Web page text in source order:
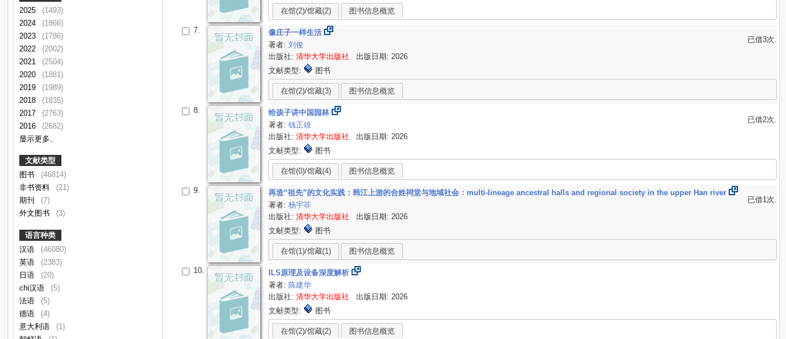
2025
(1493)
2024
(1866)
2023
(1786)
2022
(2002)
2021
(2504)
2020
(1881)
2019
(1989)
2018
(1835)
2017
(2763)
2016
(2682)
显示更多..
文献类型
图书
(46814)
非书资料
(21)
期刊
(7)
外文图书
(3)
语言种类
汉语
(46080)
英语
(2383)
日语
(20)
chi汉语
(5)
法语
(5)
德语
(4)
意大利语
(1)
在馆(2)/馆藏(2) 图书信息概览
7.
像庄子一样生活
已借3次.
著者:刘俊
出版社:清华大学出版社 出版日期: 2026
文献类型:
图书
在馆(2)/馆藏(3) 图书信息概览
8.
给孩子讲中国园林
已借2次.
著者:钱正雄
出版社:清华大学出版社 出版日期: 2026
文献类型:
图书
在馆(0)/馆藏(4) 图书信息概览
9.
再造“祖先”的文化实践：韩江上游的合姓祠堂与地域社会：multi-lineage ancestral halls and regional society in the upper Han river
已借1次.
著者:杨宇菲
出版社:清华大学出版社 出版日期: 2026
文献类型:
图书
在馆(1)/馆藏(1) 图书信息概览
10.
ILS原理及设备深度解析
著者:陈建华
出版社:清华大学出版社 出版日期: 2026
文献类型:
图书
在馆(2)/馆藏(2) 图书信息概览